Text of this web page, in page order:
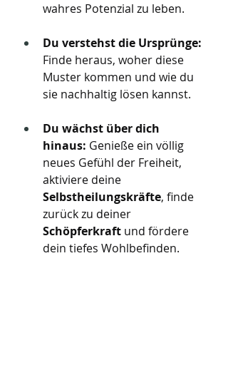
wahres Potenzial zu leben.
Du verstehst die Ursprünge:
Finde heraus, woher diese
Muster kommen und wie du
sie nachhaltig lösen kannst.
Du wächst über dich
hinaus: Genieße ein völlig
neues Gefühl der Freiheit,
aktiviere deine
Selbstheilungskräfte, finde
zurück zu deiner
Schöpferkraft und fördere
dein tiefes Wohlbefinden.